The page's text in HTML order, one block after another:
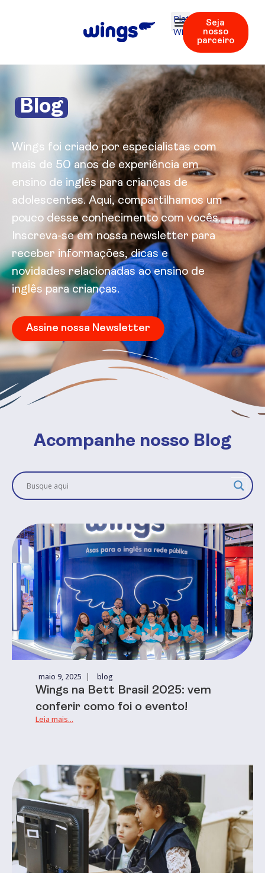
Plataforma
Wings
Seja
nosso
parceiro
Blog
Wings foi criado por especialistas com
mais de 50 anos de experiência em
ensino de inglês para crianças de
adolescentes. Aqui, compartilhamos um
pouco desse conhecimento com vocês.
Inscreva-se em nossa newsletter para
receber informações, dicas e
novidades relacionadas ao ensino de
inglês para crianças.
Assine nossa Newsletter
Acompanhe nosso Blog
maio 9, 2025 blog
Wings na Bett Brasil 2025: vem
conferir como foi o evento!
Leia mais...